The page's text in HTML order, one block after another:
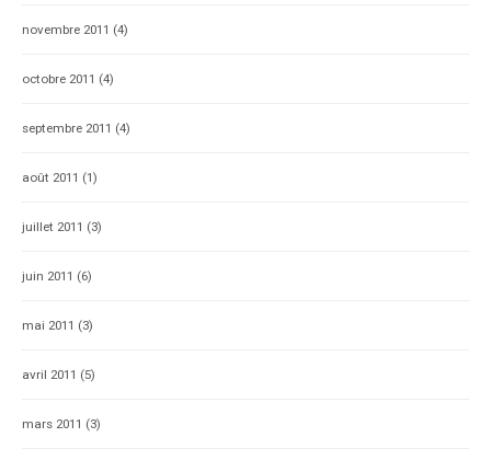
novembre 2011 (4)
octobre 2011 (4)
septembre 2011 (4)
août 2011 (1)
juillet 2011 (3)
juin 2011 (6)
mai 2011 (3)
avril 2011 (5)
mars 2011 (3)